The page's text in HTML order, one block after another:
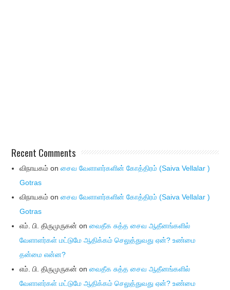
Recent Comments
விநாயகம் onசைவ வேளாளர்களின் கோத்திரம் (Saiva Vellalar )
Gotras
விநாயகம் onசைவ வேளாளர்களின் கோத்திரம் (Saiva Vellalar )
Gotras
எம். பி. திருமுருகன் onவைதீக சுத்த சைவ ஆதீனங்களில்
வேளாளர்கள் மட்டுமே ஆதிக்கம் செலுத்துவது ஏன்? உண்மை
தன்மை என்ன?
எம். பி. திருமுருகன் onவைதீக சுத்த சைவ ஆதீனங்களில்
வேளாளர்கள் மட்டுமே ஆதிக்கம் செலுத்துவது ஏன்? உண்மை